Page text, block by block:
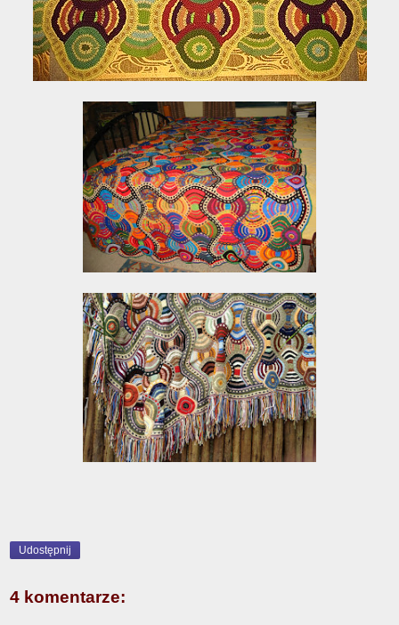
Udostępnij
4 komentarze: